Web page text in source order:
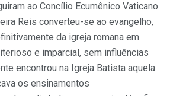
ao Concílio Ecumênico Vaticano
Reis converteu-se ao evangelho,
da igreja romana em
e imparcial, sem influências
encontrou na Igreja Batista aquela
os ensinamentos